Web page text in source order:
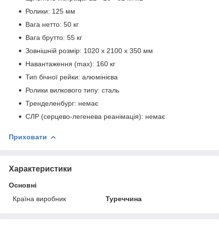
Ролики: 125 мм
Вага нетто: 50 кг
Вага брутто: 55 кг
Зовнішній розмір: 1020 х 2100 х 350 мм
Навантаження (max): 160 кг
Тип бічної рейки: алюмінієва
Ролики вилкового типу: сталь
Тренделенбург: немає
СЛР (серцево-легенева реанімація): немає
Приховати
Характеристики
Основні
Країна виробник
Туреччина